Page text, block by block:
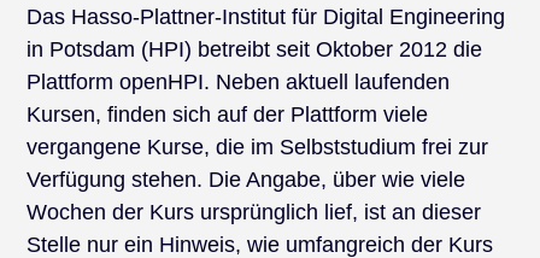
Das Hasso-Plattner-Institut für Digital Engineering
in Potsdam (HPI) betreibt seit Oktober 2012 die
Plattform openHPI. Neben aktuell laufenden
Kursen, finden sich auf der Plattform viele
vergangene Kurse, die im Selbststudium frei zur
Verfügung stehen. Die Angabe, über wie viele
Wochen der Kurs ursprünglich lief, ist an dieser
Stelle nur ein Hinweis, wie umfangreich der Kurs